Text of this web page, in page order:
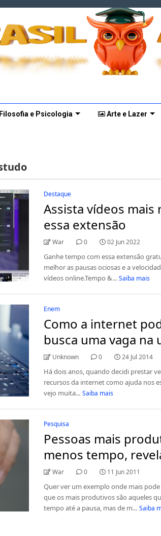
Filosofia e Psicologia Arte e Lazer
Destaque
Assista vídeos mais
essa extensão
War 0 02 Jun 2022
Ganhe tempo com essa extensão
melhor as pausas ociosas e a
vídeos online.Tempo &... Saiba mais
Enem
Como a internet
busca uma vaga na
Unknown 0 24 Jul 2014
Há dois anos, quando decidi prestar
recursos da internet como ajuda nos
vejo muita... Saiba mais
Pesquisa
Pessoas mais
menos tempo,
War 0 11 Jun 2011
Quer ver um exemplo onde mais
que os mais produtivos são aqueles
tempo até a pausa, mas de m... Saiba